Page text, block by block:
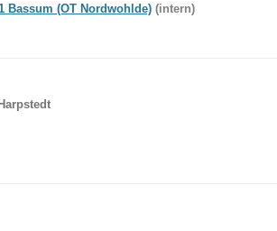
Bassum (OT Nordwohlde) (intern)